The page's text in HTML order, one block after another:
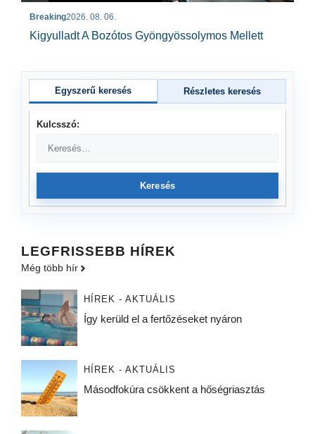
Breaking2026. 08. 06.
Kigyulladt A Bozótos Gyöngyössolymos Mellett
Egyszerű keresés Részletes keresés
Kulcsszó:
Keresés
LEGFRISSEBB HÍREK
Még több hír
HÍREK - AKTUÁLIS
Így kerüld el a fertőzéseket nyáron
HÍREK - AKTUÁLIS
Másodfokúra csökkent a hőségriasztás